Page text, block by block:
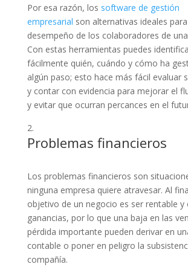
Por esa razón, los software de gestión
empresarial son alternativas ideales
desempeño de los colaboradores de
Con estas herramientas puedes
fácilmente quién, cuándo y cómo ha
algún paso; esto hace más fácil evaluar
y contar con evidencia para mejorar el
y evitar que ocurran percances en el
Problemas financieros
Los problemas financieros son
ninguna empresa quiere atravesar. Al
objetivo de un negocio es ser rentable y
ganancias, por lo que una baja en las
pérdida importante pueden derivar en
contable o poner en peligro la
compañía.